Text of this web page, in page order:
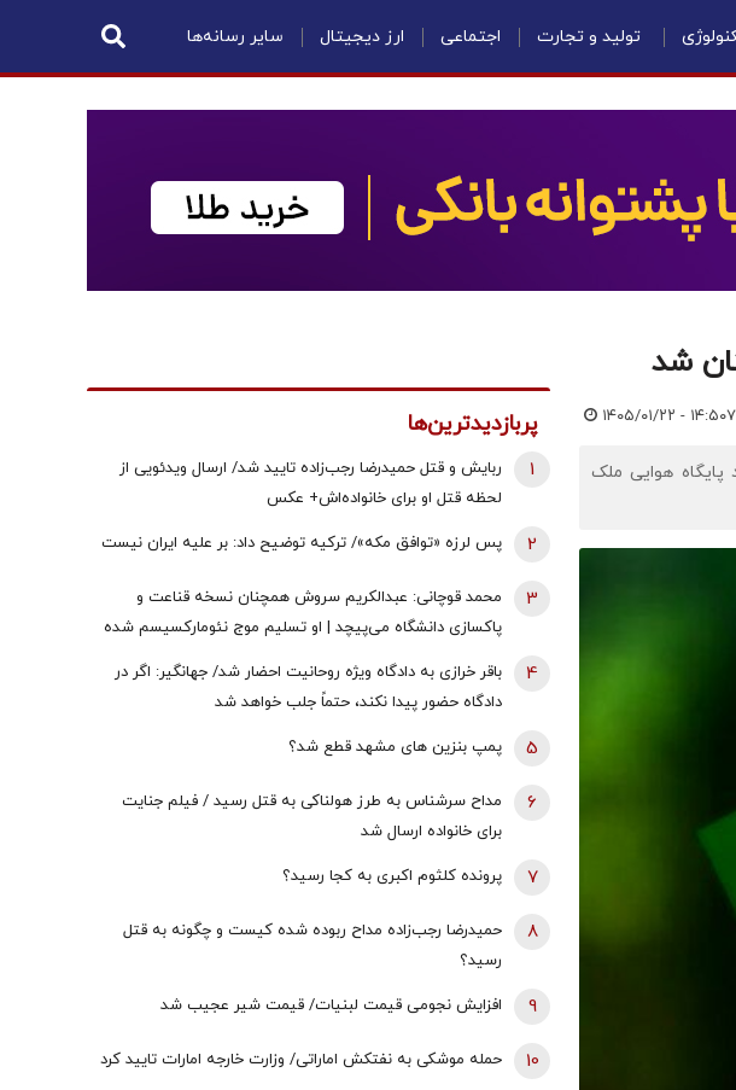
تولید و تجارت اجتماعی ارز دیجیتال سایر رسانه‌ها
شد
۱۴۰۵/۰۱/۲۲ - ۱۴:۵۰
پایگاه هوایی ملک
پربازدیدترین‌ها
ربایش و قتل حمیدرضا رجب‌زاده تایید شد/ ارسال ویدئویی از
لحظه قتل او برای خانواده‌اش+ عکس
1
پس لرزه «توافق مکه»/ ترکیه توضیح داد: بر علیه ایران نیست 2
محمد قوچانی: عبدالکریم سروش همچنان نسخه قناعت و
پاکسازی دانشگاه می‌پیچد | او تسلیم موج نئومارکسیسم شده
است | سروش به زبان چپ سخن می‌گوید و نظام بازار آزاد
رقابتی را با برچسب کاپیتالیسم توضیح می‌دهد
3
باقر خرازی به دادگاه ویژه روحانیت احضار شد/ جهانگیر: اگر در
دادگاه حضور پیدا نکند، حتماً جلب خواهد شد
4
پمپ بنزین های مشهد قطع شد؟ 5
مداح سرشناس به طرز هولناکی به قتل رسید / فیلم جنایت
برای خانواده ارسال شد
6
پرونده کلثوم اکبری به کجا رسید؟ 7
حمیدرضا رجب‌زاده مداح ربوده شده کیست و چگونه به قتل
رسید؟
8
افزایش نجومی قیمت لبنیات/ قیمت شیر عجیب شد 9
حمله موشکی به نفتکش اماراتی/ وزارت خارجه امارات تایید کرد 10